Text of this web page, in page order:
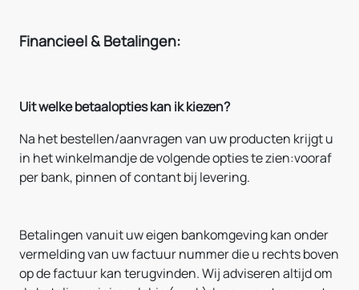
Financieel & Betalingen:
Uit welke betaalopties kan ik kiezen?
Na het bestellen/aanvragen van uw producten krijgt u
in het winkelmandje de volgende opties te zien:vooraf
per bank, pinnen of contant bij levering.
Betalingen vanuit uw eigen bankomgeving kan onder
vermelding van uw factuur nummer die u rechts boven
op de factuur kan terugvinden. Wij adviseren altijd om